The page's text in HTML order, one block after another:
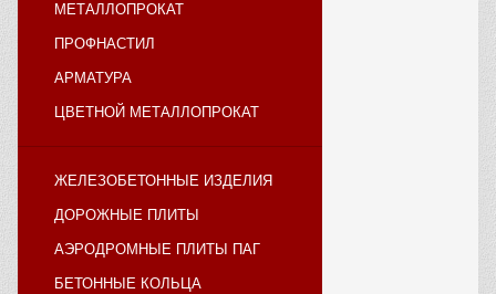
МЕТАЛЛОПРОКАТ
ПРОФНАСТИЛ
АРМАТУРА
ЦВЕТНОЙ МЕТАЛЛОПРОКАТ
ЖЕЛЕЗОБЕТОННЫЕ ИЗДЕЛИЯ
ДОРОЖНЫЕ ПЛИТЫ
АЭРОДРОМНЫЕ ПЛИТЫ ПАГ
БЕТОННЫЕ КОЛЬЦА